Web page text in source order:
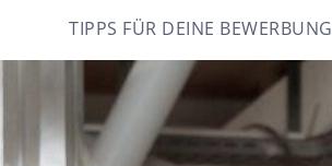
TIPPS FÜR DEINE BEWERBUNG